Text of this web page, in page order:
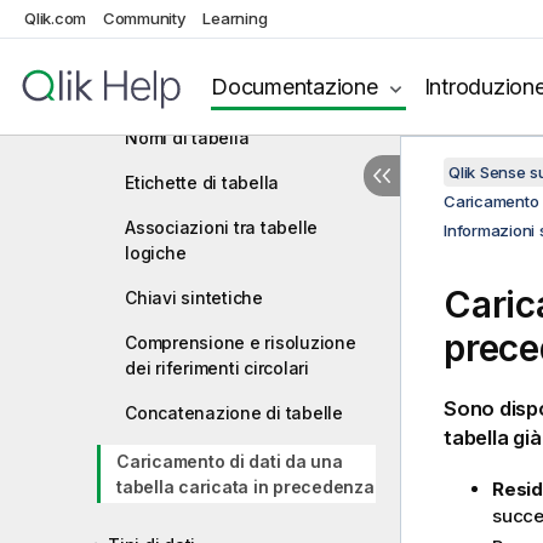
Qlik.com Community Learning
Documentazione
script e sulle strutture dei dati
Tabelle logiche
Nomi di tabella
Etichette di tabella
Associazioni tra tabelle
logiche
Chiavi sintetiche
Comprensione e risoluzione
dei riferimenti circolari
Concatenazione di tabelle
Caricamento di dati da una
tabella caricata in precedenza
Qlik Sense
Informazioni
Sono
tabella